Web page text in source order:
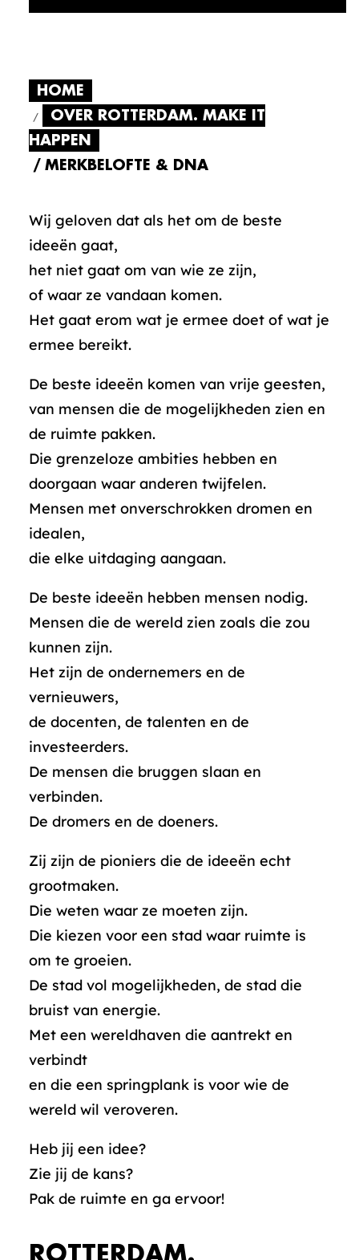
HOME
OVER ROTTERDAM. MAKE IT
HAPPEN
MERKBELOFTE & DNA
Wij geloven dat als het om de beste
ideeën gaat,
het niet gaat om van wie ze zijn,
of waar ze vandaan komen.
Het gaat erom wat je ermee doet of wat je
ermee bereikt.
De beste ideeën komen van vrije geesten,
van mensen die de mogelijkheden zien en
de ruimte pakken.
Die grenzeloze ambities hebben en
doorgaan waar anderen twijfelen.
Mensen met onverschrokken dromen en
idealen,
die elke uitdaging aangaan.
De beste ideeën hebben mensen nodig.
Mensen die de wereld zien zoals die zou
kunnen zijn.
Het zijn de ondernemers en de
vernieuwers,
de docenten, de talenten en de
investeerders.
De mensen die bruggen slaan en
verbinden.
De dromers en de doeners.
Zij zijn de pioniers die de ideeën echt
grootmaken.
Die weten waar ze moeten zijn.
Die kiezen voor een stad waar ruimte is
om te groeien.
De stad vol mogelijkheden, de stad die
bruist van energie.
Met een wereldhaven die aantrekt en
verbindt
en die een springplank is voor wie de
wereld wil veroveren.
Heb jij een idee?
Zie jij de kans?
Pak de ruimte en ga ervoor!
ROTTERDAM.